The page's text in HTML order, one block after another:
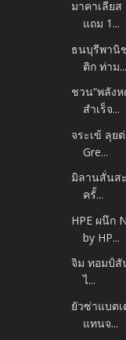
มาคาเลีย
แถม 1...
ธนบุรีพานิ
ติก ท่าม...
ชวน“พลัง
สำเร็จ...
จระเข้ ลุย
Gre...
มิลานสั่นสะ
ครั้...
HPE ผนึก
by HP...
จิม ทอมป์สั
ไ...
ยัวซ่าแบต
แทนจ...